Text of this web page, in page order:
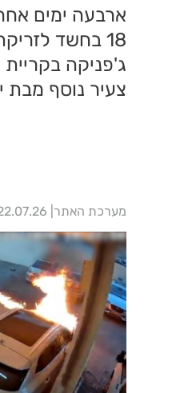
ארבעה ימים
18 בחשד
ג'פניקה
צעיר נוסף מבת
מערכת האתר